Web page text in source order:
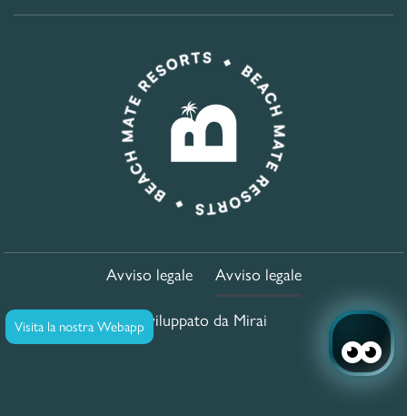
Visita la nostra Webapp
Avviso legale Avviso legale
Sviluppato da Mirai